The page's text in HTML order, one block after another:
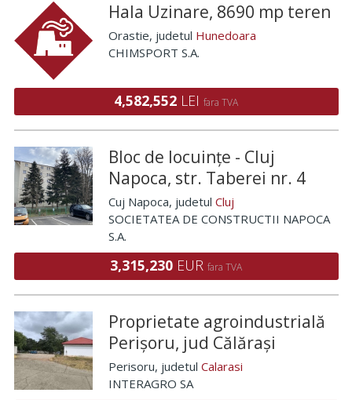
Hala Uzinare, 8690 mp teren
Orastie, judetul Hunedoara
CHIMSPORT S.A.
4,582,552 LEI fara TVA
Bloc de locuințe - Cluj
Napoca, str. Taberei nr. 4
Cuj Napoca, judetul Cluj
SOCIETATEA DE CONSTRUCTII NAPOCA
S.A.
3,315,230 EUR fara TVA
Proprietate agroindustrială
Perișoru, jud Călărași
Perisoru, judetul Calarasi
INTERAGRO SA